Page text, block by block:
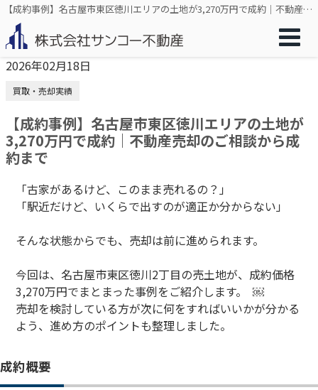
【成約事例】名古屋市東区徳川エリアの土地が3,270万円で成約｜不動産売却のご相談から成約まで
2026年02月18日
買取・売却実績
【成約事例】名古屋市東区徳川エリアの土地が
3,270万円で成約｜不動産売却のご相談から成
約まで
「古家があるけど、このまま売れるの？」
「駅近だけど、いくらで出すのが適正か分からない」
そんな状態からでも、売却は前に進められます。
今回は、名古屋市東区徳川2丁目の売土地が、成約価格
3,270万円でまとまった事例をご紹介します。 ￼
売却を検討している方が次に何をすればいいかが分かる
よう、進め方のポイントも整理しました。
成約概要